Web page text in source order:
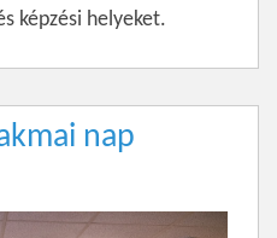
képzési helyeket.
nap